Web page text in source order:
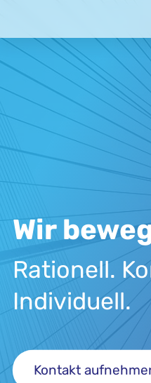
Wir
Rationell.
Individuell.
Kontakt